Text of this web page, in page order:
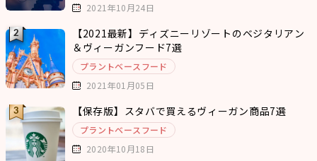
2021年10月24日
【2021最新】ディズニーリゾートのベジタリアン
＆ヴィーガンフード7選
プラントベースフード
2021年01月05日
【保存版】スタバで買えるヴィーガン商品7選
プラントベースフード
2020年10月18日